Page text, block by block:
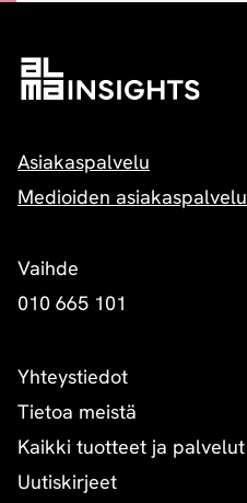
Asiakaspalvelu
Medioiden asiakaspalvelu
Vaihde
010 665 101
Yhteystiedot
Tietoa meistä
Kaikki tuotteet ja palvelut
Uutiskirjeet